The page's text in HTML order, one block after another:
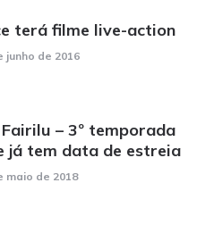
terá filme live-action
junho de 2016
– 3º temporada
já tem data de estreia
maio de 2018